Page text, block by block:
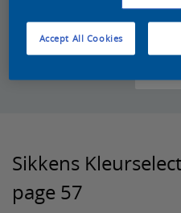
Sikkens
page 57
Accept All Cookies